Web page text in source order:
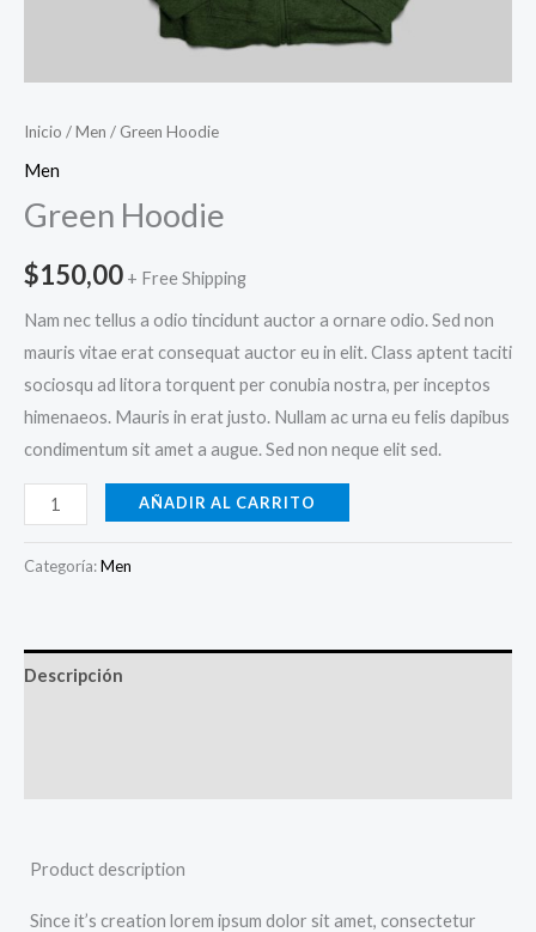
Inicio /Men / Green Hoodie
Men
Green Hoodie
$150,00 + Free Shipping
Nam nec tellus a odio tincidunt auctor a ornare odio. Sed non
mauris vitae erat consequat auctor eu in elit. Class aptent taciti
sociosqu ad litora torquent per conubia nostra, per inceptos
himenaeos. Mauris in erat justo. Nullam ac urna eu felis dapibus
condimentum sit amet a augue. Sed non neque elit sed.
AÑADIR AL CARRITO
Categoría:Men
Descripción
Product description
Since it’s creation lorem ipsum dolor sit amet, consectetur